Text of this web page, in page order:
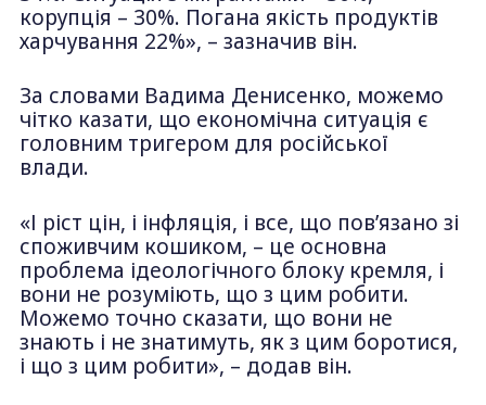
корупція – 30%. Погана якість продуктів
харчування 22%», – зазначив він.
За словами Вадима Денисенко, можемо
чітко казати, що економічна ситуація є
головним тригером для російської
влади.
«І ріст цін, і інфляція, і все, що повʼязано зі
споживчим кошиком, – це основна
проблема ідеологічного блоку кремля, і
вони не розуміють, що з цим робити.
Можемо точно сказати, що вони не
знають і не знатимуть, як з цим боротися,
і що з цим робити», – додав він.